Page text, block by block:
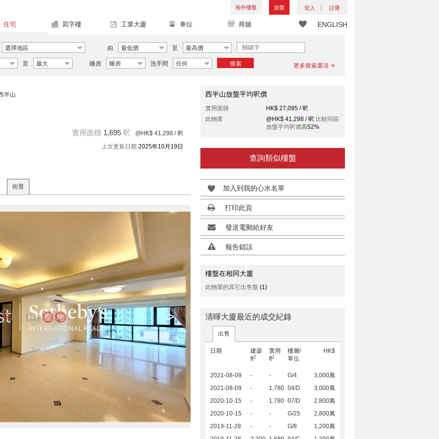
海外樓盤 放盤 登入 註冊
ENGLISH
住宅 寫字樓 工業大廈 車位 商舖
選擇地區 由 最低價 至 最高價
至 最大 睡房 睡房 洗手間 任何 搜索 更多搜索選項
半山
實用面積 1,695 呎 @HK$ 41,298 / 呎
上次更新日期 2025年10月19日
街景
>
西半山放盤平均呎價
實用面積
HK$ 27,095 / 呎
此物業
@HK$ 41,298 / 呎 比較同區
放盤平均呎價高52%
查詢類似樓盤
加入到我的心水名單
打印此頁
發送電郵給好友
報告錯誤
樓盤在相同大廈
此物業的其它出售盤 (1)
清暉大廈最近的成交紀錄
出售
日期
建築
ft2
實用
ft2
樓層/
單位
HK$
2021-08-09 - - G/4
3,000萬
2021-08-09
- 1,780 04/D
3,000萬
2020-10-15
- 1,780 07/D
2,800萬
2020-10-15
- - G/25
2,800萬
2019-11-28
- - G/8
1,200萬